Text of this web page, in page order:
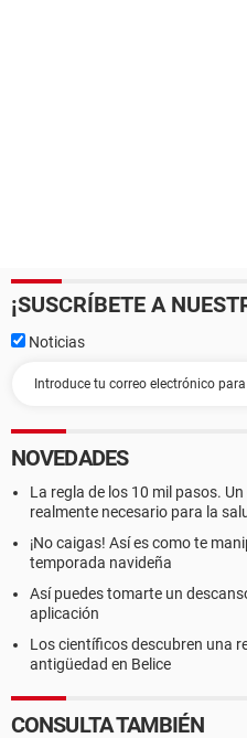
¡SUSCRÍBETE A
Noticias
NOVEDADES
La regla de los 10 mil pasos.
realmente necesario para la
¡No caigas! Así es como te
temporada navideña
Así puedes tomarte un
aplicación
Los científicos descubren una
antigüedad en Belice
CONSULTA TAMBIÉN